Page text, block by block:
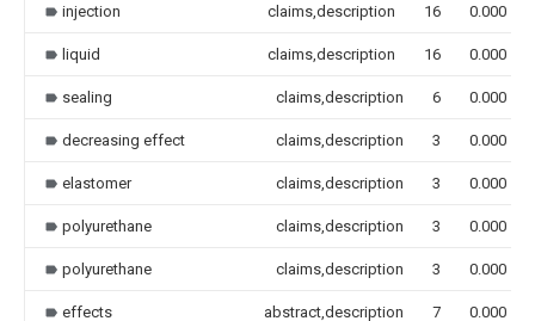
injection claims,description 16 0.000
liquid claims,description 16 0.000
sealing claims,description 6 0.000
decreasing effect claims,description 3 0.000
elastomer claims,description 3 0.000
polyurethane claims,description 3 0.000
polyurethane claims,description 3 0.000
effects abstract,description 7 0.000